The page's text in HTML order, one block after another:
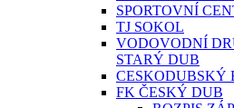
SPORTOVNÍ
TJ SOKOL
VODOVODNÍ
STARÝ DUB
CESKODUBSKÝ
FK ČESKÝ DUB